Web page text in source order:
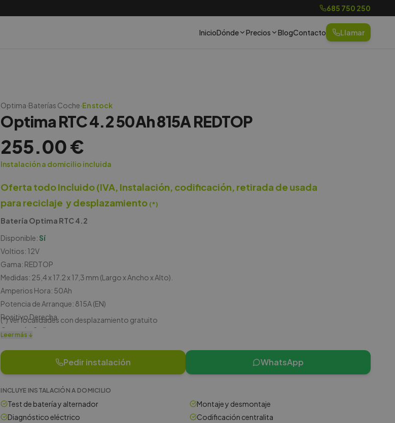
685 750 250
InicioDónde Precios BlogContacto Llamar
Optima·Baterías Coche·En stock
Optima RTC 4.2 50Ah 815A REDTOP
255.00€
Instalación a domicilio incluida
Oferta todo Incluido (IVA, Instalación, codificación, retirada de usada
para reciclaje y desplazamiento (*)
Batería Optima RTC 4.2
Disponible: Sí
Voltios: 12V
Gama: REDTOP
Medidas: 25,4 x 17.2 x 17,3 mm (Largo x Ancho x Alto).
Amperios Hora: 50Ah
Potencia de Arranque: 815A (EN)
Positivo Derecha
Garantía: 2 años
(*)Ver localidades con desplazamiento gratuito
Leer más ↓
Pedir instalación WhatsApp
INCLUYE INSTALACIÓN A DOMICILIO
Test de batería y alternador
Montaje y desmontaje
Diagnóstico eléctrico
Codificación centralita